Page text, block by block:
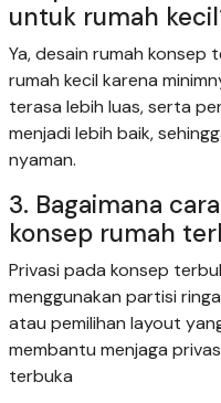
untuk rumah
Ya, desain rumah
rumah kecil karena
terasa lebih luas, serta
menjadi lebih baik,
nyaman.
3. Bagaimana
konsep rumah
Privasi pada konsep
menggunakan partisi
atau pemilihan layout
membantu menjaga
terbuka